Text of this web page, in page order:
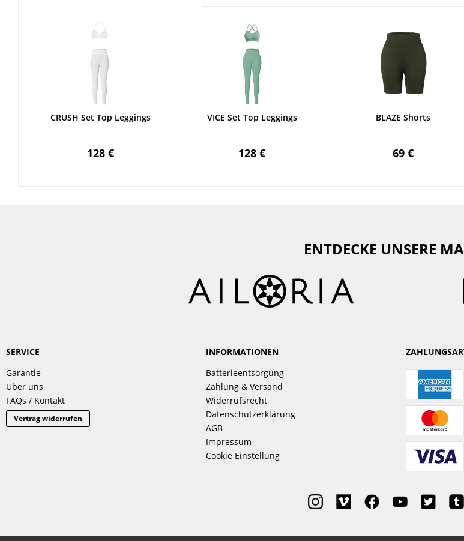
CRUSH Set Top Leggings
128 €
VICE Set Top Leggings
128 €
BLAZE Shorts
69 €
ENTDECKE UNSERE
SERVICE
Garantie
Über uns
FAQs / Kontakt
Vertrag widerrufen
INFORMATIONEN
Batterieentsorgung
Zahlung & Versand
Widerrufsrecht
Datenschutzerklärung
AGB
Impressum
Cookie Einstellung